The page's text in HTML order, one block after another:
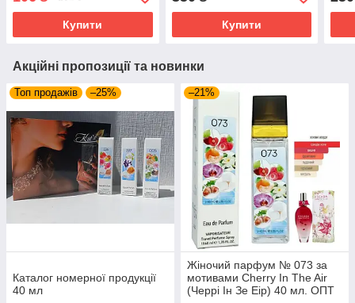
Купити Купити
Акційні пропозиції та новинки
Топ продажів –25%
Каталог номерної продукції
40 мл
–21%
Жіночий парфум № 073 за
мотивами Cherry In The Air
(Черрі Ін Зе Еір) 40 мл. ОПТ